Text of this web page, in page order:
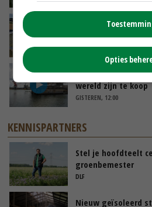
Droogte
‘Bassin afgelopen
GISTEREN, 14:06
Koeien van enige
wereld zijn te koop
GISTEREN, 12:00
KENNISPARTNERS
Stel je hoofdteelt
groenbemester
DLF
Nieuw geïsoleerd
Opties